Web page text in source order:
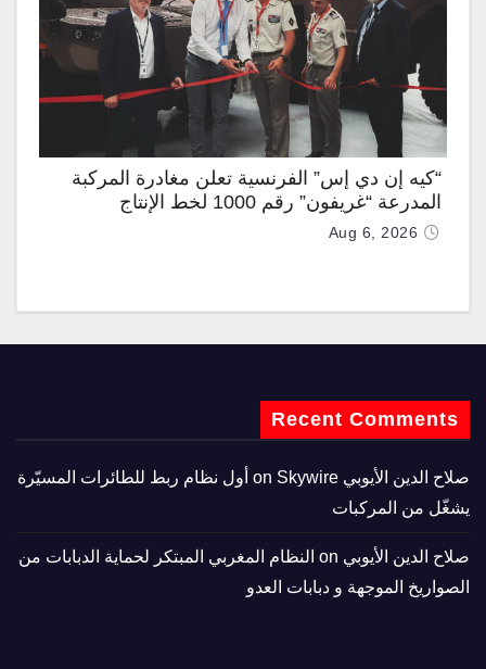
“كيه إن دي إس” الفرنسية تعلن مغادرة المركبة
المدرعة “غريفون” رقم 1000 لخط الإنتاج
Aug 6, 2026
Recent Comments
صلاح الدين الأيوبي
Skywire أول نظام ربط للطائرات المسيّرة
يشغّل من المركبات
صلاح الدين الأيوبي
النظام المغربي المبتكر لحماية الدبابات من
الصواريخ الموجهة و دبابات العدو